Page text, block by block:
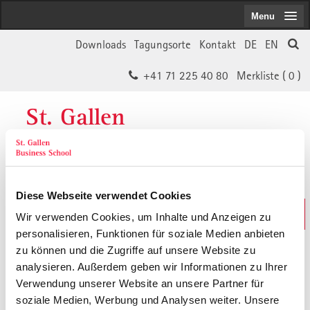
Diese Webseite verwendet Cookies
Wir verwenden Cookies, um Inhalte und Anzeigen zu
personalisieren, Funktionen für soziale Medien anbieten
zu können und die Zugriffe auf unsere Website zu
analysieren. Außerdem geben wir Informationen zu Ihrer
Verwendung unserer Website an unsere Partner für
soziale Medien, Werbung und Analysen weiter. Unsere
EN
DE
Kontakt
Tagungsorte
Downloads
Merkliste ( 0 )
+41 71 225 40 80
St. Gallen
Business School
Weiterbildungs-Suche
In 30 Sekunden das Passende finden
Menu
Der von Ihnen gesuchte Inhalt ist